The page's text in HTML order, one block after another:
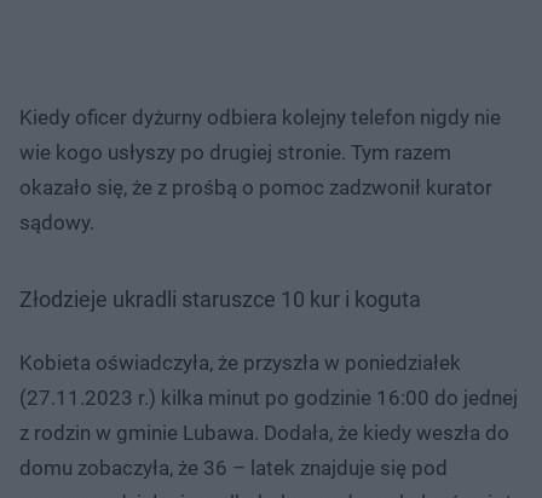
Kiedy oficer dyżurny odbiera kolejny telefon nigdy nie
wie kogo usłyszy po drugiej stronie. Tym razem
okazało się, że z prośbą o pomoc zadzwonił kurator
sądowy.
Złodzieje ukradli staruszce 10 kur i koguta
Kobieta oświadczyła, że przyszła w poniedziałek
(27.11.2023 r.) kilka minut po godzinie 16:00 do jednej
z rodzin w gminie Lubawa. Dodała, że kiedy weszła do
domu zobaczyła, że 36 – latek znajduje się pod